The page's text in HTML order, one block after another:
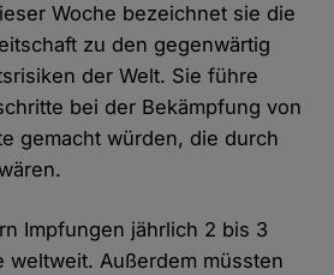
Woche bezeichnet sie die
zu den gegenwärtig
der Welt. Sie führe
bei der Bekämpfung von
gemacht würden, die durch
Impfungen jährlich 2 bis 3
weltweit. Außerdem müssten